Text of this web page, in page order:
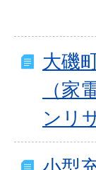
大磯
（家
ンリ